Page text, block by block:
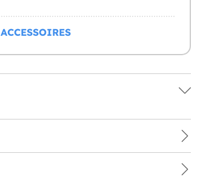
ACCESSOIRES